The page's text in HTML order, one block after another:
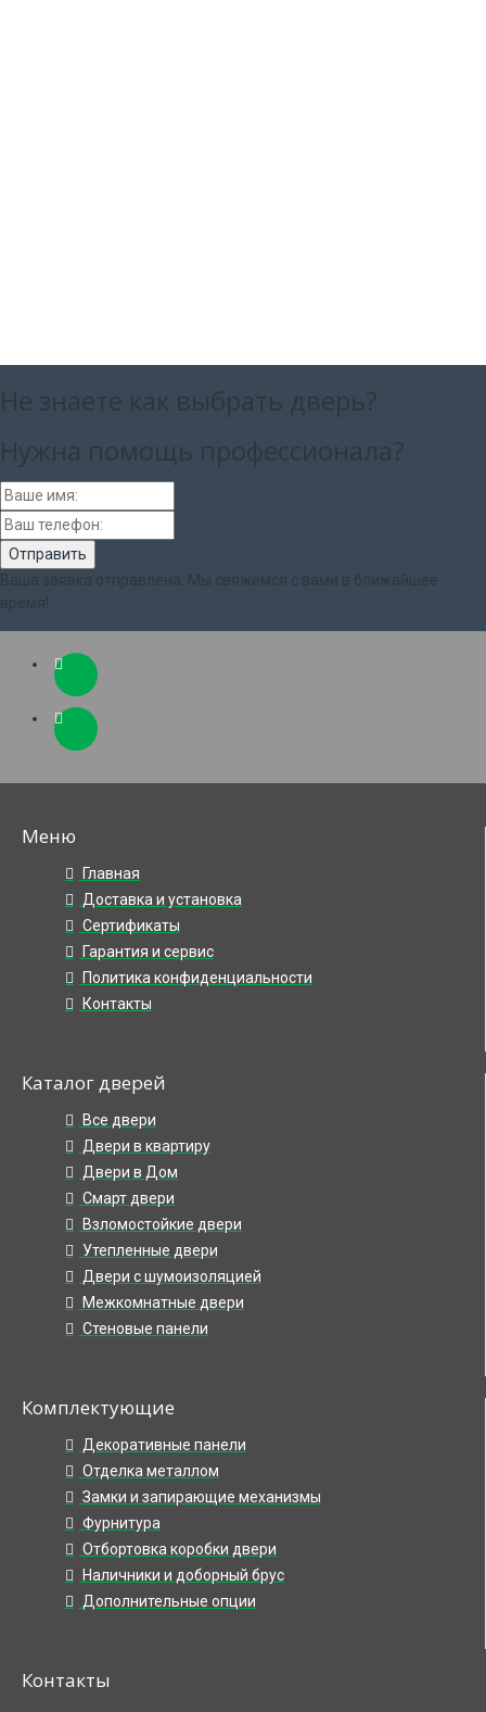
Меню
Главная
Доставка и установка
Сертификаты
Гарантия и сервис
Политика конфиденциальности
Контакты
Каталог дверей
Все двери
Двери в квартиру
Двери в Дом
Смарт двери
Взломостойкие двери
Утепленные двери
Двери с шумоизоляцией
Межкомнатные двери
Стеновые панели
Комплектующие
Декоративные панели
Отделка металлом
Замки и запирающие механизмы
Фурнитура
Отбортовка коробки двери
Наличники и доборный брус
Дополнительные опции
Контакты